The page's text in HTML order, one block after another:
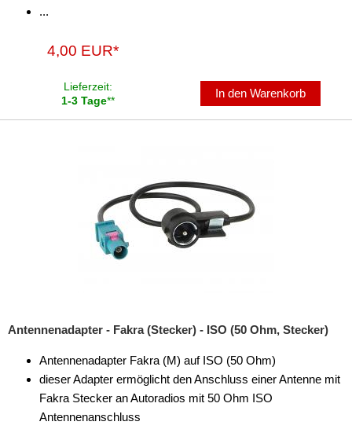
...
4,00 EUR*
Lieferzeit:
1-3 Tage**
In den Warenkorb
Antennenadapter - Fakra (Stecker) - ISO (50 Ohm, Stecker)
Antennenadapter Fakra (M) auf ISO (50 Ohm)
dieser Adapter ermöglicht den Anschluss einer Antenne mit
Fakra Stecker an Autoradios mit 50 Ohm ISO
Antennenanschluss